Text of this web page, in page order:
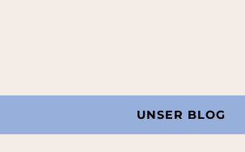
UNSER BLOG